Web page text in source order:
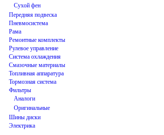
Сухой фен
Передняя подвеска
Пневмосистема
Рама
Ремонтные комплекты
Рулевое управление
Система охлаждения
Смазочные материалы
Топливная аппаратура
Тормозная система
Фильтры
Аналоги
Оригинальные
Шины диски
Электрика